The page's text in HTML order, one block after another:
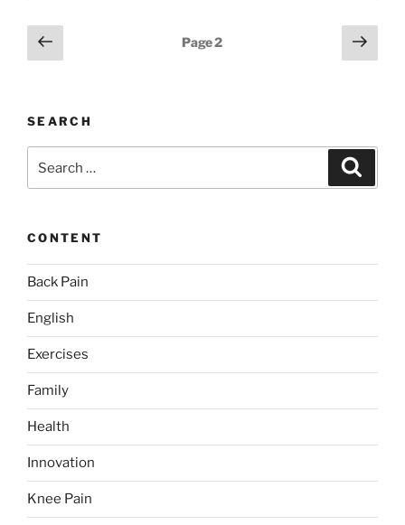
Posts
pagination
Previous
page
Page2
Next
page
SEARCH
for:
CONTENT
Back Pain
English
Exercises
Family
Health
Innovation
Knee Pain